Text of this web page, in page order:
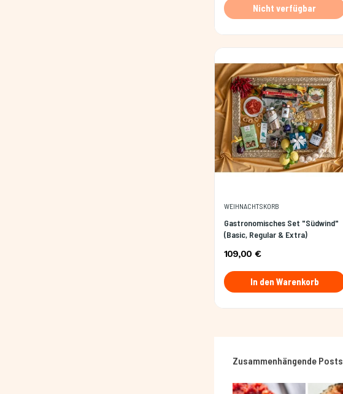
Nicht verfügbar
WEIHNACHTSKORB
Gastronomisches Set "Südwind"
(Basic, Regular & Extra)
109,00 €
In den Warenkorb
Zusammenhängende Posts